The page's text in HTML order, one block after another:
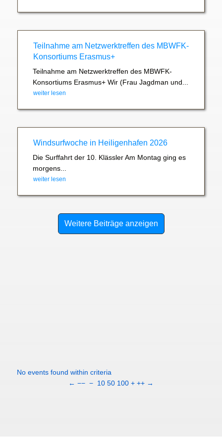
Teilnahme am Netzwerktreffen des MBWFK-
Konsortiums Erasmus+
Teilnahme am Netzwerktreffen des MBWFK-
Konsortiums Erasmus+ Wir (Frau Jagdman und...
weiter lesen
Windsurfwoche in Heiligenhafen 2026
Die Surffahrt der 10. Klässler Am Montag ging es
morgens...
weiter lesen
Weitere Beiträge anzeigen
No events found within criteria
← −− − 10 50 100 + ++ →